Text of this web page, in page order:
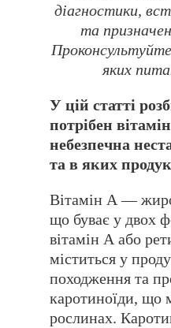
діагностики,
та
яких
У цій статті
потрібен
небезпечна
та в яких
Вітамін А —
що буває у двох
вітамін А або
міститься у
походження та
каротиноїди, що
рослинах.